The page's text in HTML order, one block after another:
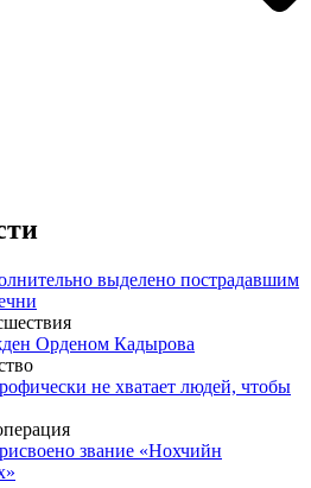
выделено пострадавшим
Орденом Кадырова
не хватает людей, чтобы
звание «Нохчийн